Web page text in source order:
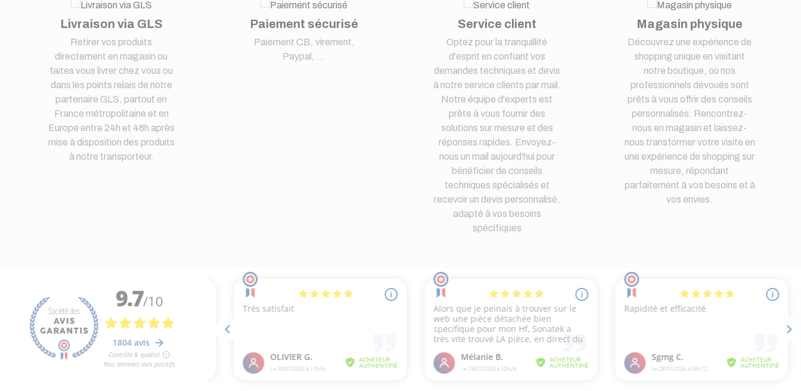
Livraison via GLS
Retirer vos produits
directement en magasin ou
faites vous livrer chez vous ou
dans les points relais de notre
partenaire GLS, partout en
France métropolitaine et en
Europe entre 24h et 48h après
mise à disposition des produits
à notre transporteur.
Paiement sécurisé
Paiement CB, virement,
Paypal, ...
Service client
Optez pour la tranquillité
d'esprit en confiant vos
demandes techniques et devis
à notre service clients par mail.
Notre équipe d'experts est
prête à vous fournir des
solutions sur mesure et des
réponses rapides. Envoyez-
nous un mail aujourd'hui pour
bénéficier de conseils
techniques spécialisés et
recevoir un devis personnalisé,
adapté à vos besoins
spécifiques
Magasin physique
Découvrez une expérience de
shopping unique en visitant
notre boutique, où nos
professionnels dévoués sont
prêts à vous offrir des conseils
personnalisés. Rencontrez-
nous en magasin et laissez-
nous transformer votre visite en
une expérience de shopping sur
mesure, répondant
parfaitement à vos besoins et à
vos envies.